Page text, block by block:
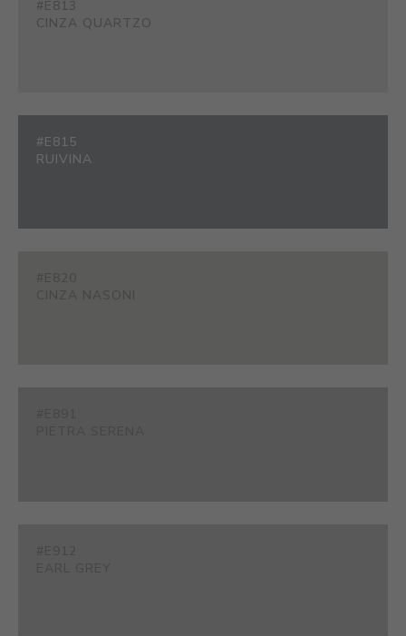
#E813
CINZA QUARTZO
#E815
RUIVINA